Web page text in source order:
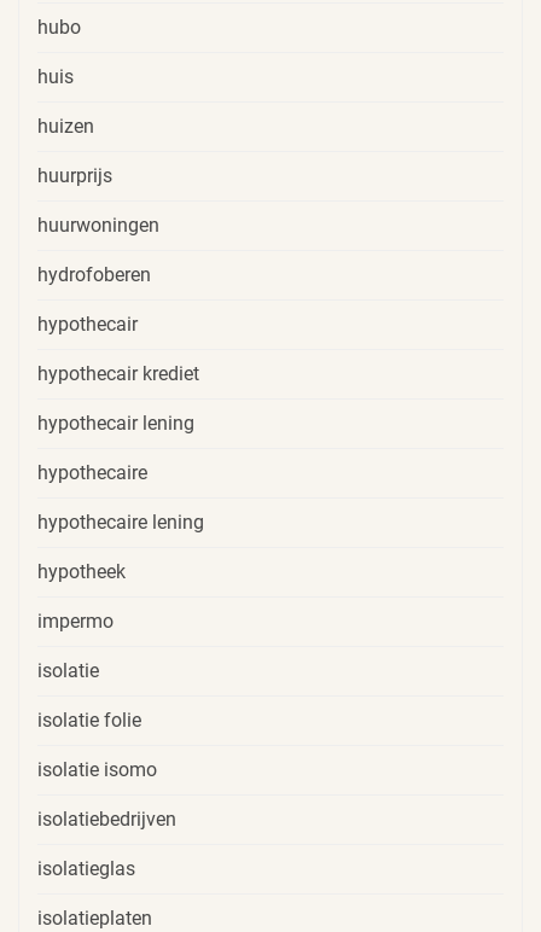
hubo
huis
huizen
huurprijs
huurwoningen
hydrofoberen
hypothecair
hypothecair krediet
hypothecair lening
hypothecaire
hypothecaire lening
hypotheek
impermo
isolatie
isolatie folie
isolatie isomo
isolatiebedrijven
isolatieglas
isolatieplaten